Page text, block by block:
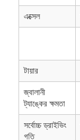
এক্সেল
টায়ার
জ্বালানী
ট্যাঙ্কের ক্ষমতা
সর্বোচ্চ ড্রাইভিং
গতি